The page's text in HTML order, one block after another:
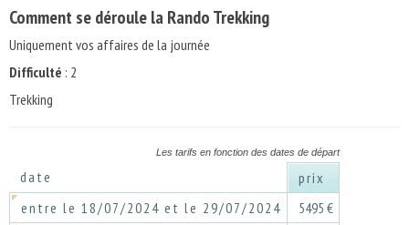
Comment se déroule la Rando Trekking
Uniquement vos affaires de la journée
Difficulté : 2
Trekking
Les tarifs en fonction des dates de départ
date
prix
entre le 18/07/2024 et le 29/07/2024
5495 €